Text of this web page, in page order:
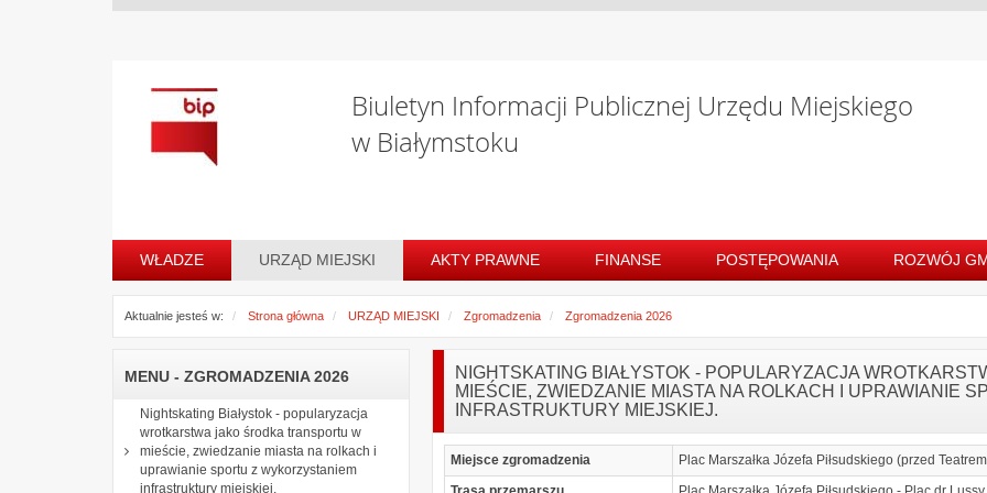
Biuletyn Informacji Publicznej Urzędu Miejskiego
w Białymstoku
WŁADZE URZĄD MIEJSKI AKTY PRAWNE FINANSE POSTĘPOWANIA ROZWÓJ
Aktualnie jesteś w: Strona główna URZĄD MIEJSKI Zgromadzenia Zgromadzenia 2026
MENU - ZGROMADZENIA 2026
Nightskating Białystok - popularyzacja
wrotkarstwa jako środka transportu w
mieście, zwiedzanie miasta na rolkach i
uprawianie sportu z wykorzystaniem
infrastruktury miejskiej.
NIGHTSKATING BIAŁYSTOK - POPULARYZACJA
MIEŚCIE, ZWIEDZANIE MIASTA NA ROLKACH I UPRAWIANIE
INFRASTRUKTURY MIEJSKIEJ.
Miejsce zgromadzenia
Plac Marszałka Józefa Piłsudskiego (przed